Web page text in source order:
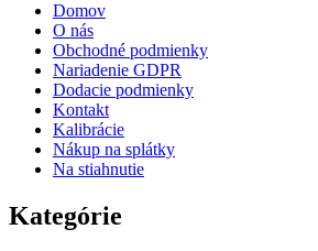
Domov
O nás
Obchodné podmienky
Nariadenie GDPR
Dodacie podmienky
Kontakt
Kalibrácie
Nákup na splátky
Na stiahnutie
Kategórie